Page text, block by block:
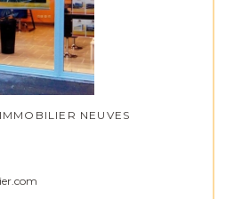
NEUVES